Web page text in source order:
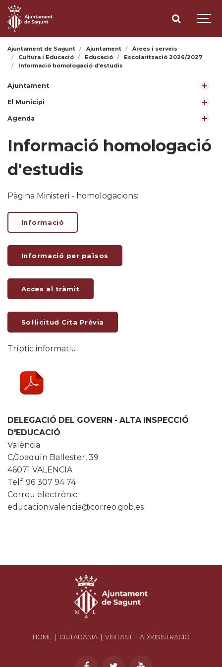
Ajuntament de Sagunt Ajuntament
Àrees i serveis
Cultura i Educació
Educació
Escolarització 2026/2027
Informació homologació d'estudis
Ajuntament
El Municipi
Agenda
Informació homologació
d'estudis
Pàgina Ministeri - homologacions:
Informació
Informació per països
Acces al tràmit
Sol·licitud Cita Prèvia
Tríptic informatiu:
DELEGACIÓ DEL GOVERN - ALTA INSPECCIÓ
D'EDUCACIÓ
València
C/Joaquín Ballester, 39
46071 VALENCIA
Telf. 96 307 94 74
Correu electrònic:
educacion.valencia@correo.gob.es
HOME CIUTADANIA| VISITANT| ADMINISTRACIÓ